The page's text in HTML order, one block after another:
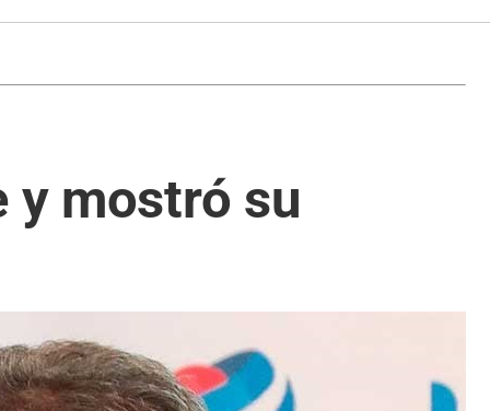
y mostró su